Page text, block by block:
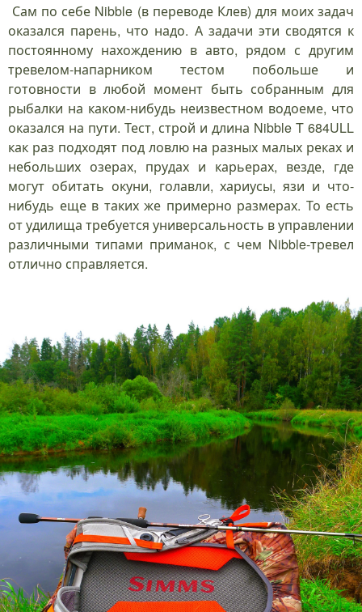
Сам по себе Nibble (в переводе Клев) для моих задач
оказался парень, что надо. А задачи эти сводятся к
постоянному нахождению в авто, рядом с другим
тревелом-напарником тестом побольше и
готовности в любой момент быть собранным для
рыбалки на каком-нибудь неизвестном водоеме, что
оказался на пути. Тест, строй и длина Nibble T 684ULL
как раз подходят под ловлю на разных малых реках и
небольших озерах, прудах и карьерах, везде, где
могут обитать окуни, голавли, хариусы, язи и что-
нибудь еще в таких же примерно размерах. То есть
от удилища требуется универсальность в управлении
различными типами приманок, с чем Nibble-тревел
отлично справляется.